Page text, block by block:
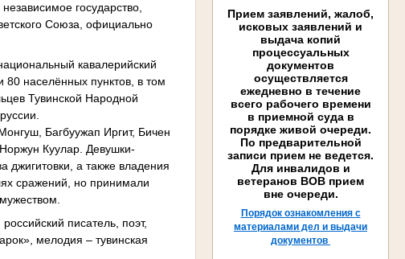
Прием заявлений, жалоб,
исковых заявлений и
выдача копий
процессуальных
документов
осуществляется
ежедневно в течение
всего рабочего времени
в приемной суда в
порядке живой очереди.
По предварительной
записи прием не ведется.
Для инвалидов и
ветеранов ВОВ прием
вне очереди.
Порядок ознакомления с
материалами дел и выдачи
документов
государство,
Союза, официально
кавалерийский
80 населённых пунктов, в том
Тувинской Народной
Багбуужап Иргит, Бичен
Куулар. Девушки-
джигитовки, а также владения
сражений, но принимали
писатель, поэт,
мелодия – тувинская